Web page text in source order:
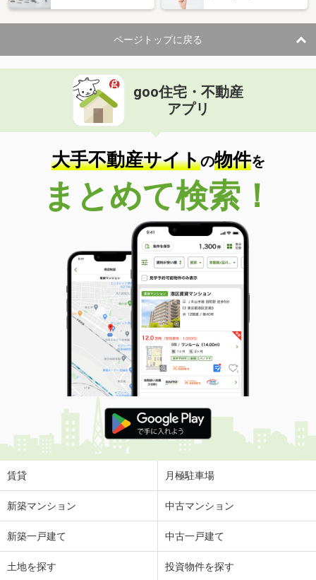
ページトップに戻る
goo住宅・不動産
アプリ
大手不動産サイトの物件を
まとめて検索！
賃貸 月極駐車場
新築マンション 中古マンション
新築一戸建て 中古一戸建て
土地を探す 投資物件を探す